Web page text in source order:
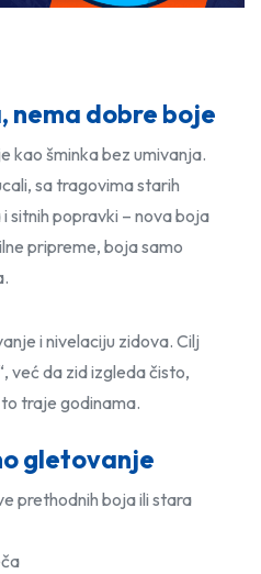
nema dobre boje
kao šminka bez umivanja.
sa tragovima starih
sitnih popravki – nova boja
pripreme, boja samo
i nivelaciju zidova. Cilj
već da zid izgleda čisto,
traje godinama.
gletovanje
prethodnih boja ili stara